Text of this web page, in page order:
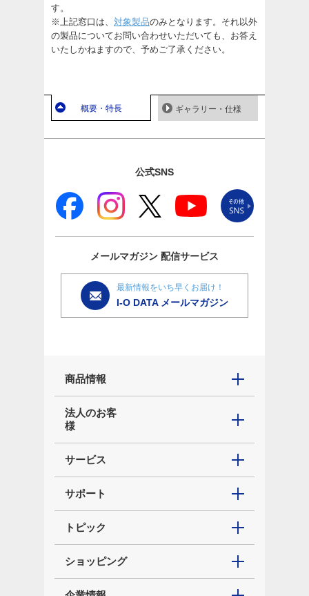
す。
※上記窓口は、 対象製品のみとなります。それ以外
の製品についてお問い合わせいただいても、お答え
いたしかねますので、予めご了承ください。
概要・特長 ギャラリー・仕様
公式SNS
メールマガジン 配信サービス
最新情報をいち早くお届け！
I-O DATA メールマガジン
商品情報
法人のお客
様
サービス
サポート
トピック
ショッピング